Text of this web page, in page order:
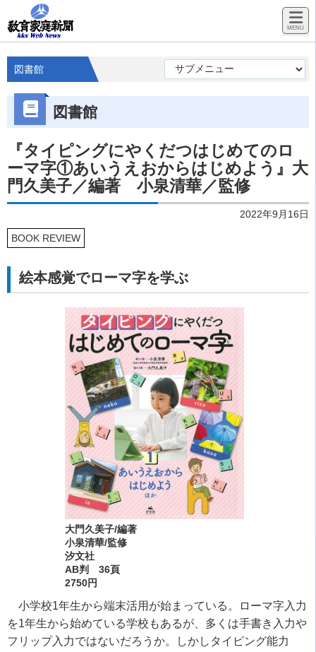
図書館
図書館
『タイピングにやくだつはじめてのロ
ーマ字①あいうえおからはじめよう』大
門久美子／編著 小泉清華／監修
2022年9月16日
BOOK REVIEW
絵本感覚でローマ字を学ぶ
大門久美子/編著
小泉清華/監修
汐文社
AB判 36頁
2750円
小学校1年生から端末活用が始まっている。ローマ字入力
を1年生から始めている学校もあるが、多くは手書き入力や
フリップ入力ではないだろうか。しかしタイピング能力